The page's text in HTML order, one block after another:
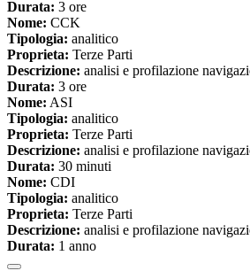
Durata: 3 ore
Nome: CCK
Tipologia: analitico
Proprieta: Terze Parti
Descrizione: analisi e profilazione
Durata: 3 ore
Nome: ASI
Tipologia: analitico
Proprieta: Terze Parti
Descrizione: analisi e profilazione
Durata: 30 minuti
Nome: CDI
Tipologia: analitico
Proprieta: Terze Parti
Descrizione: analisi e profilazione
Durata: 1 anno